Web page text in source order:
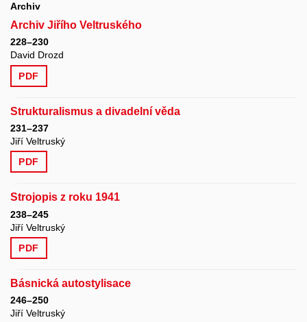
Archiv
Archiv Jiřího Veltruského
228–230
David Drozd
PDF
Strukturalismus a divadelní věda
231–237
Jiří Veltruský
PDF
Strojopis z roku 1941
238–245
Jiří Veltruský
PDF
Básnická autostylisace
246–250
Jiří Veltruský